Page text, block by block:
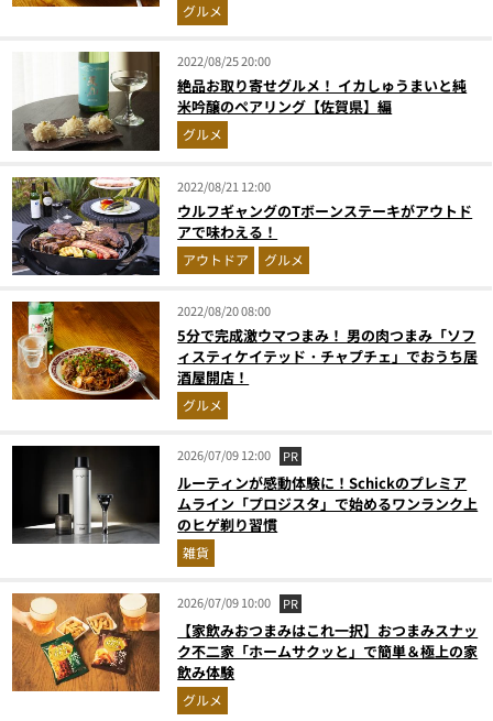
グルメ
2022/08/25 20:00
絶品お取り寄せグルメ！ イカしゅうまいと純
米吟醸のペアリング【佐賀県】編
グルメ
2022/08/21 12:00
ウルフギャングのTボーンステーキがアウトド
アで味わえる！
アウトドア グルメ
2022/08/20 08:00
5分で完成激ウマつまみ！ 男の肉つまみ「ソフ
ィスティケイテッド・チャプチェ」でおうち居
酒屋開店！
グルメ
2026/07/09 12:00 PR
ルーティンが感動体験に！Schickのプレミア
ムライン「プロジスタ」で始めるワンランク上
のヒゲ剃り習慣
雑貨
2026/07/09 10:00 PR
【家飲みおつまみはこれ一択】おつまみスナッ
ク不二家「ホームサクッと」で簡単＆極上の家
飲み体験
グルメ